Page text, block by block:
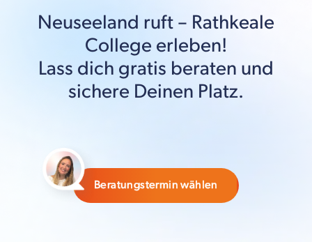
Neuseeland ruft – Rathkeale
College erleben!
Lass dich gratis beraten und
sichere Deinen Platz.
Beratungstermin wählen